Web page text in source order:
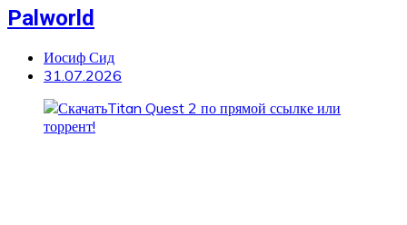
Palworld
Иосиф Сид
31.07.2026